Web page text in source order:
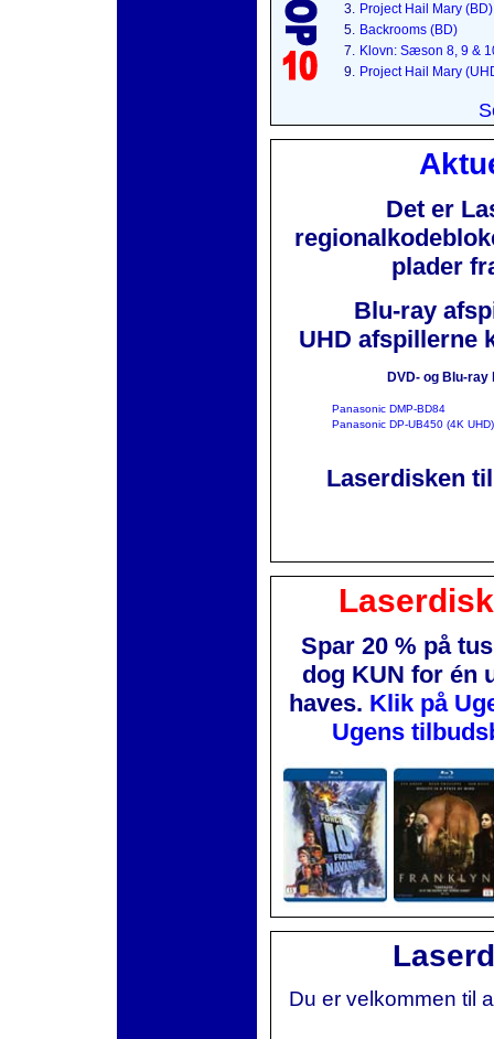
3. Project Hail Mary (BD)
5. Backrooms (BD)
7. Klovn: Sæson 8, 9 &
9. Project Hail Mary
Det er
plader
Blu-ray
UHD afspillerne
DVD- og Blu-ray
Panasonic DMP-BD84
Panasonic DP-UB450 (4K UHD)
Laserdisken
Spar 20 % på
dog KUN for én
haves. Klik på
Ugens
Du er velkommen til